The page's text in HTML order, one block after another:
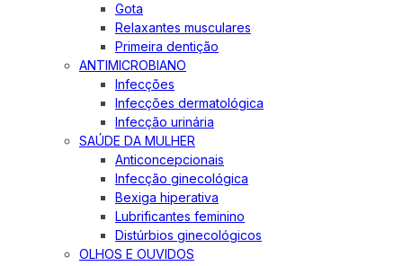
Gota
Relaxantes musculares
Primeira dentição
ANTIMICROBIANO
Infecções
Infecções dermatológica
Infecção urinária
SAÚDE DA MULHER
Anticoncepcionais
Infecção ginecológica
Bexiga hiperativa
Lubrificantes feminino
Distúrbios ginecológicos
OLHOS E OUVIDOS